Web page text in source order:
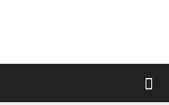
Официальный